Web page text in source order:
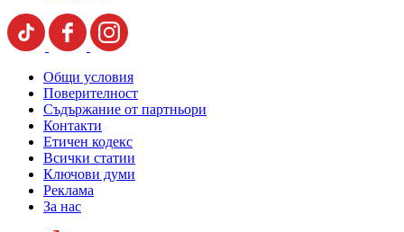
Общи условия
Поверителност
Съдържание от партньори
Контакти
Етичен кодекс
Всички статии
Ключови думи
Реклама
За нас